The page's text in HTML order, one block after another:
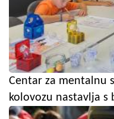
Centar za mentalnu
kolovozu nastavlja